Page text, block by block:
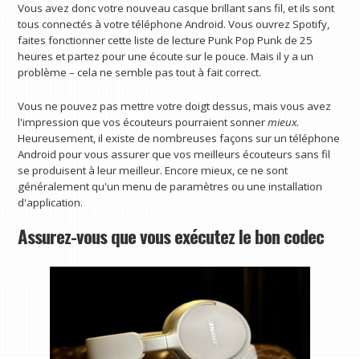
Vous avez donc votre nouveau casque brillant sans fil, et ils sont
tous connectés à votre téléphone Android. Vous ouvrez Spotify,
faites fonctionner cette liste de lecture Punk Pop Punk de 25
heures et partez pour une écoute sur le pouce. Mais il y a un
problème – cela ne semble pas tout à fait correct.
Vous ne pouvez pas mettre votre doigt dessus, mais vous avez
l'impression que vos écouteurs pourraient sonnermieux.
Heureusement, il existe de nombreuses façons sur un téléphone
Android pour vous assurer que vos meilleurs écouteurs sans fil
se produisent à leur meilleur. Encore mieux, ce ne sont
généralement qu'un menu de paramètres ou une installation
d'application.
Assurez-vous que vous exécutez le bon codec